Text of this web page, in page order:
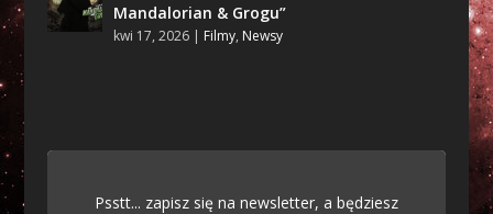
Mandalorian & Grogu”
kwi 17, 2026| Filmy, Newsy
Psstt... zapisz się na newsletter, a będziesz